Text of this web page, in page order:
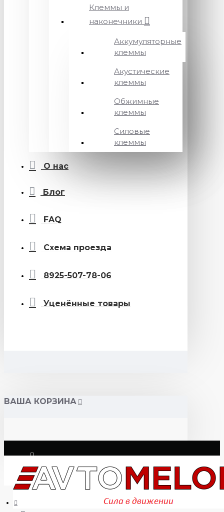
Клеммы и
наконечники
Аккумуляторные
клеммы
Акустические
клеммы
Обжимные
клеммы
Силовые
клеммы
О нас
Блог
FAQ
Схема проезда
8925-507-78-06
Уценённые товары
ВАША КОРЗИНА
Логин
Регистрация